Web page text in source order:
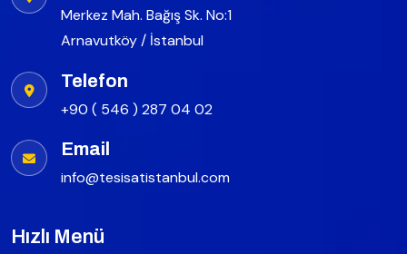
Merkez Mah. Bağış Sk. No:1
Arnavutköy / İstanbul
Telefon
+90 ( 546 ) 287 04 02
Email
info@tesisatistanbul.com
Hızlı Menü